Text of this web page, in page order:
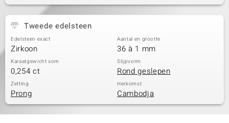
Tweede edelsteen
Edelsteen exact
Zirkoon
Aantal en grootte
36 à 1 mm
Karaatgewicht som
0,254 ct
Slijpvorm
Rond geslepen
Zetting
Prong
Herkomst
Cambodja